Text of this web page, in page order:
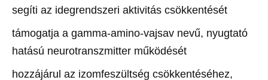
segíti az idegrendszeri aktivitás csökkentését
támogatja a gamma-amino-vajsav nevű, nyugtató
hatású neurotranszmitter működését
hozzájárul az izomfeszültség csökkentéséhez,